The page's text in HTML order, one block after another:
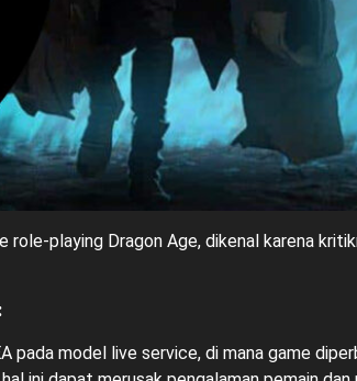
role-playing Dragon Age, dikenal karena
pada model live service, di mana game